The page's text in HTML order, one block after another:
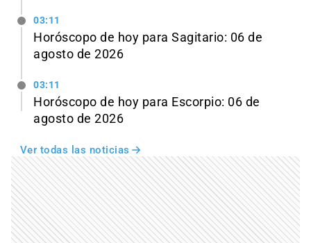
03:11
Horóscopo de hoy para Sagitario: 06 de
agosto de 2026
03:11
Horóscopo de hoy para Escorpio: 06 de
agosto de 2026
Ver todas las noticias